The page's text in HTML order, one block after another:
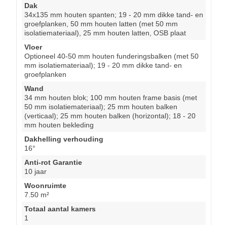
Dak
34x135 mm houten spanten; 19 - 20 mm dikke tand- en
groefplanken, 50 mm houten latten (met 50 mm
isolatiemateriaal), 25 mm houten latten, OSB plaat
Vloer
Optioneel 40-50 mm houten funderingsbalken (met 50
mm isolatiemateriaal); 19 - 20 mm dikke tand- en
groefplanken
Wand
34 mm houten blok; 100 mm houten frame basis (met
50 mm isolatiemateriaal); 25 mm houten balken
(verticaal); 25 mm houten balken (horizontal); 18 - 20
mm houten bekleding
Dakhelling verhouding
16°
Anti-rot Garantie
10 jaar
Woonruimte
7.50 m²
Totaal aantal kamers
1